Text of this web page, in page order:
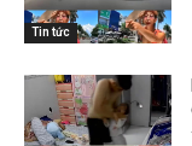
Tin tức